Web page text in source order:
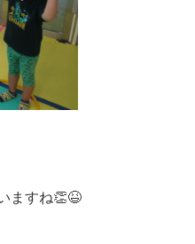
ますね👏😆